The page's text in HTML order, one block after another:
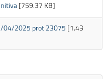
[759.37 KB]
04/2025 prot 23075 [1.43